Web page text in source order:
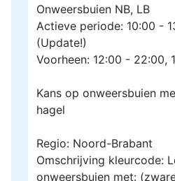
Onweersbuien NB, LB
Actieve periode: 10:00 -
(Update!)
Voorheen: 12:00 - 22:00,
Kans op onweersbuien
hagel
Regio: Noord-Brabant
Omschrijving kleurcode:
onweersbuien met: